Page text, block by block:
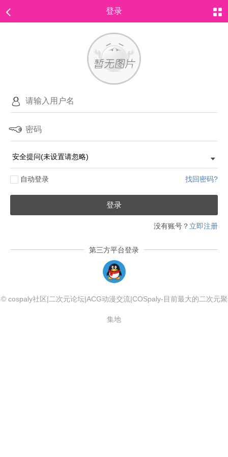
登录
自动登录 找回密码?
登录
没有账号？ 立即注册
第三方平台登录
© cospaly社区|二次元论坛|ACG动漫交流|COSpaly-目前最大的二次元聚
集地